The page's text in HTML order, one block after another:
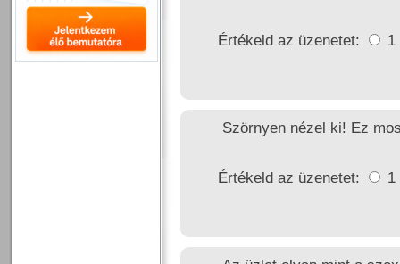
Értékeld az üzenetet: 1
Szörnyen nézel ki! Ez
Értékeld az üzenetet: 1